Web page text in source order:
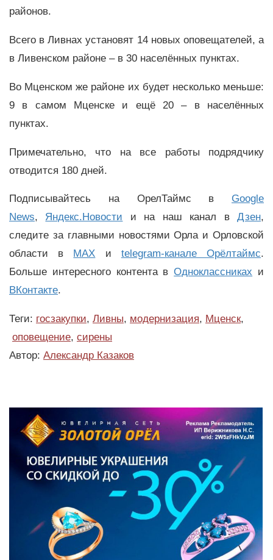
районов.
Всего в Ливнах установят 14 новых оповещателей, а
в Ливенском районе – в 30 населённых пунктах.
Во Мценском же районе их будет несколько меньше:
9 в самом Мценске и ещё 20 – в населённых
пунктах.
Примечательно, что на все работы подрядчику
отводится 180 дней.
Подписывайтесь на ОрелТаймс в Google
News, Яндекс.Новости и на наш канал вДзен,
следите за главными новостями Орла и Орловской
области в MAX и telegram-канале Орёлтаймс.
Больше интересного контента вОдноклассниках и
ВКонтакте.
Теги: госзакупки, Ливны, модернизация, Мценск,
оповещение, сирены
Автор: Александр Казаков